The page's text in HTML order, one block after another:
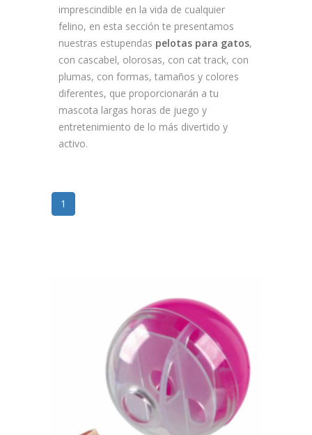
imprescindible en la vida de cualquier
felino, en esta sección te presentamos
nuestras estupendas pelotas para gatos,
con cascabel, olorosas, con cat track, con
plumas, con formas, tamaños y colores
diferentes, que proporcionarán a tu
mascota largas horas de juego y
entretenimiento de lo más divertido y
activo.
1